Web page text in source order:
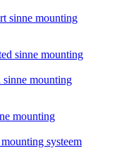
sinne mounting
sinne mounting
systeem